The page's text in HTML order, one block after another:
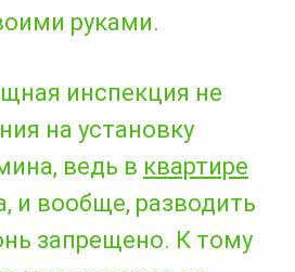
руками.
инспекция не
на установку
ведь в квартире
и вообще, разводить
запрещено. К тому